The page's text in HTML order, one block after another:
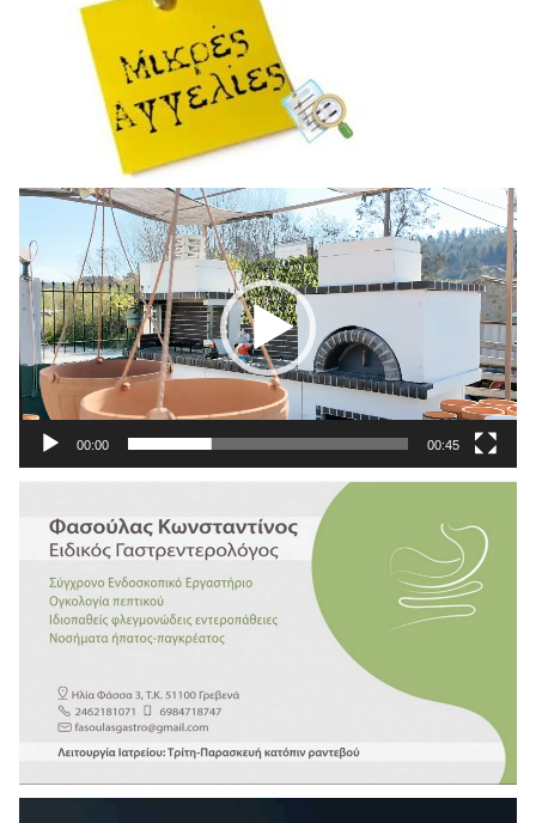
Πρόγραμμα
Αναπαραγωγής
Βίντεο
00:00 00:45